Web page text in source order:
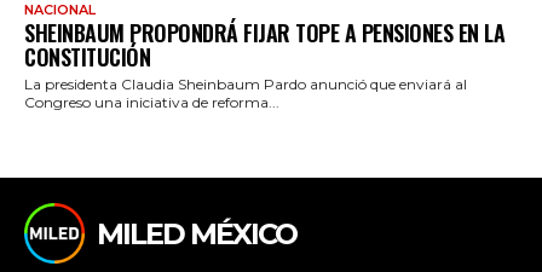
NACIONAL
SHEINBAUM PROPONDRÁ FIJAR TOPE A PENSIONES EN LA
CONSTITUCIÓN
La presidenta Claudia Sheinbaum Pardo anunció que enviará al
Congreso una iniciativa de reforma...
MILED MÉXICO